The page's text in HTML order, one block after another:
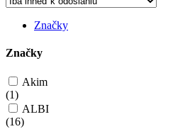
Značky
Značky
Akim
(1)
ALBI
(16)